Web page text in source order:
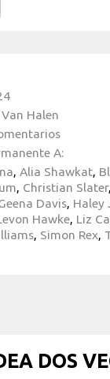
Halen
A:
, Alia Shawkat,
, Christian Slater,
Davis, Haley
Hawke, Liz
, Simon Rex,
DOS